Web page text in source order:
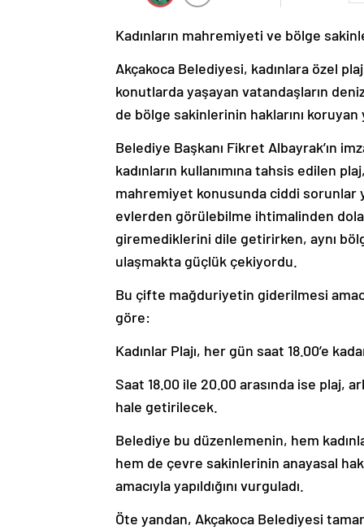
Kadınların mahremiyeti ve bölge
Akçakoca Belediyesi, kadınlara özel
konutlarda yaşayan vatandaşların
de bölge sakinlerinin haklarını
Belediye Başkanı Fikret Albayrak’ın
kadınların kullanımına tahsis edilen
mahremiyet konusunda ciddi sorunlar
evlerden görülebilme ihtimalinden
giremediklerini dile getirirken, aynı
ulaşmakta güçlük çekiyordu.
Bu çifte mağduriyetin giderilmesi
göre:
Kadınlar Plajı, her gün saat 18.00’e
Saat 18.00 ile 20.00 arasında ise plaj,
hale getirilecek.
Belediye bu düzenlemenin, hem
hem de çevre sakinlerinin anayasal
amacıyla yapıldığını vurguladı.
Öte yandan, Akçakoca Belediyesi